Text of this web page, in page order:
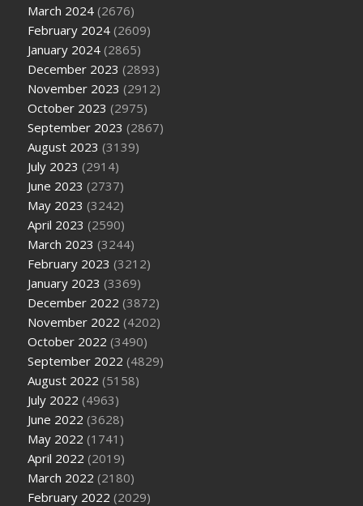
March 2024 (2676)
February 2024 (2609)
January 2024 (2865)
December 2023 (2893)
November 2023 (2912)
October 2023 (2975)
September 2023 (2867)
August 2023 (3139)
July 2023 (2914)
June 2023 (2737)
May 2023 (3242)
April 2023 (2590)
March 2023 (3244)
February 2023 (3212)
January 2023 (3369)
December 2022 (3872)
November 2022 (4202)
October 2022 (3490)
September 2022 (4829)
August 2022 (5158)
July 2022 (4963)
June 2022 (3628)
May 2022 (1741)
April 2022 (2019)
March 2022 (2180)
February 2022 (2029)